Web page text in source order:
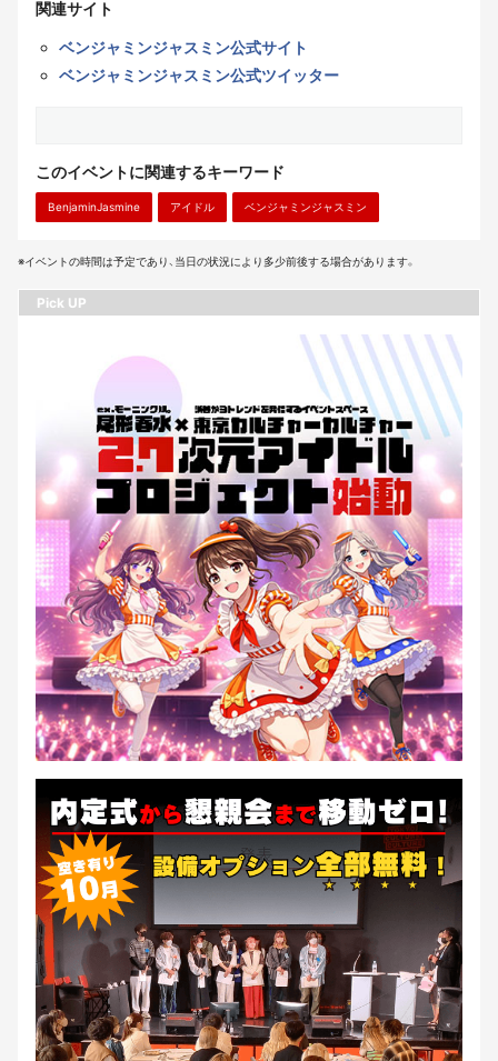
関連サイト
ベンジャミンジャスミン公式サイト
ベンジャミンジャスミン公式ツイッター
このイベントに関連するキーワード
BenjaminJasmine アイドル ベンジャミンジャスミン
※イベントの時間は予定であり、当日の状況により多少前後する場合があります。
Pick UP